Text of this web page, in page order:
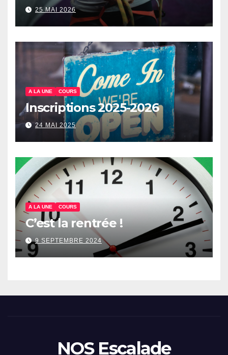
25 MAI 2026
A LA UNE COURS
Inscriptions 2025-2026
24 MAI 2025
A LA UNE COURS
C’est la rentrée !
9 SEPTEMBRE 2024
NOS Escalade